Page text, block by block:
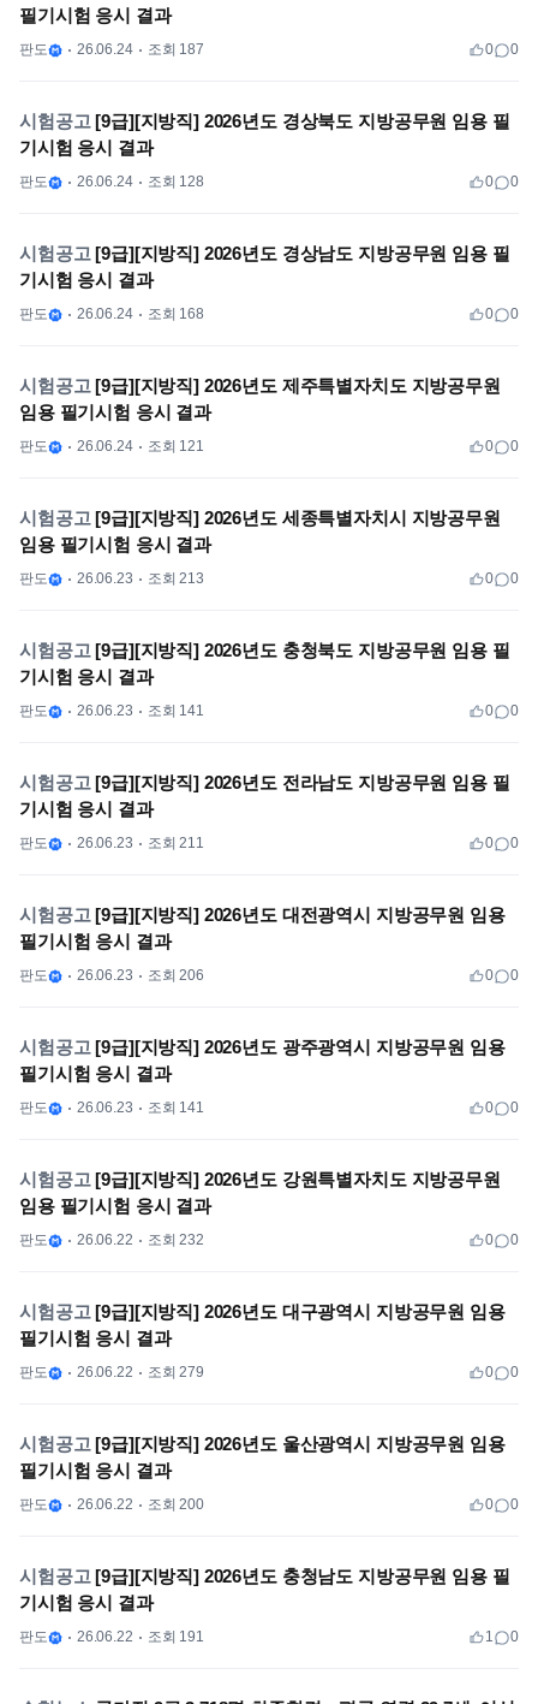
필기시험 응시 결과
판도 26.06.24 조회 187 0 0
시험공고 [9급][지방직] 2026년도 경상북도 지방공무원 임용 필
기시험 응시 결과
판도 26.06.24 조회 128 0 0
시험공고 [9급][지방직] 2026년도 경상남도 지방공무원 임용 필
기시험 응시 결과
판도 26.06.24 조회 168 0 0
시험공고 [9급][지방직] 2026년도 제주특별자치도 지방공무원
임용 필기시험 응시 결과
판도 26.06.24 조회 121 0 0
시험공고 [9급][지방직] 2026년도 세종특별자치시 지방공무원
임용 필기시험 응시 결과
판도 26.06.23 조회 213 0 0
시험공고 [9급][지방직] 2026년도 충청북도 지방공무원 임용 필
기시험 응시 결과
판도 26.06.23 조회 141 0 0
시험공고 [9급][지방직] 2026년도 전라남도 지방공무원 임용 필
기시험 응시 결과
판도 26.06.23 조회 211 0 0
시험공고 [9급][지방직] 2026년도 대전광역시 지방공무원 임용
필기시험 응시 결과
판도 26.06.23 조회 206 0 0
시험공고 [9급][지방직] 2026년도 광주광역시 지방공무원 임용
필기시험 응시 결과
판도 26.06.23 조회 141 0 0
시험공고 [9급][지방직] 2026년도 강원특별자치도 지방공무원
임용 필기시험 응시 결과
판도 26.06.22 조회 232 0 0
시험공고 [9급][지방직] 2026년도 대구광역시 지방공무원 임용
필기시험 응시 결과
판도 26.06.22 조회 279 0 0
시험공고 [9급][지방직] 2026년도 울산광역시 지방공무원 임용
필기시험 응시 결과
판도 26.06.22 조회 200 0 0
시험공고 [9급][지방직] 2026년도 충청남도 지방공무원 임용 필
기시험 응시 결과
판도 26.06.22 조회 191 1 0